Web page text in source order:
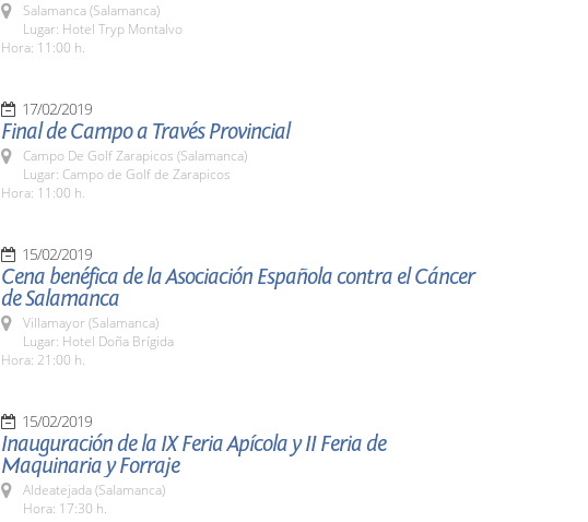
Salamanca (Salamanca)
Lugar: Hotel Tryp Montalvo
Hora: 11:00 h.
17/02/2019
Final de Campo a Través Provincial
Campo De Golf Zarapicos (Salamanca)
Lugar: Campo de Golf de Zarapicos
Hora: 11:00 h.
15/02/2019
Cena benéfica de la Asociación Española contra el Cáncer
de Salamanca
Villamayor (Salamanca)
Lugar: Hotel Doña Brígida
Hora: 21:00 h.
15/02/2019
Inauguración de la IX Feria Apícola y II Feria de
Maquinaria y Forraje
Aldeatejada (Salamanca)
Hora: 17:30 h.